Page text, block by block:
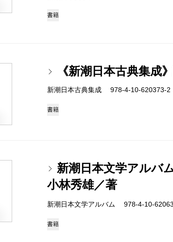
書籍
《新潮日本古典集成
新潮日本古典集成 978-4-10-
書籍
新潮日本文学アル
小林秀雄／著
新潮日本文学アルバム 978-4-10-
書籍